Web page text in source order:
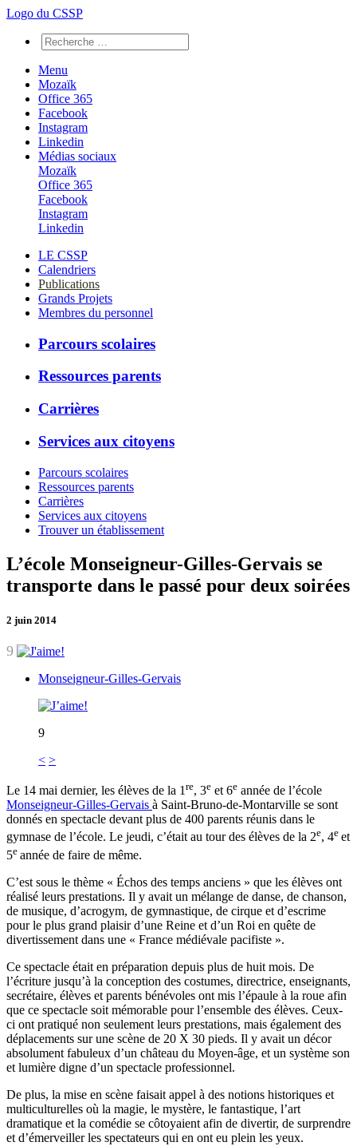
Logo du CSSP
Menu
Mozaïk
Office 365
Facebook
Instagram
Linkedin
Médias sociaux
Mozaïk
Office 365
Facebook
Instagram
Linkedin
LE CSSP
Calendriers
Publications
Grands Projets
Membres du personnel
Parcours scolaires
Ressources parents
Carrières
Services aux citoyens
Parcours scolaires
Ressources parents
Carrières
Services aux citoyens
Trouver un établissement
L’école Monseigneur-Gilles-Gervais se
transporte dans le passé pour deux soirées
2 juin 2014
9
Monseigneur-Gilles-Gervais
9
< >
Le 14 mai dernier, les élèves de la 1 re, 3e et 6e année de l’école
Monseigneur-Gilles-Gervais à Saint-Bruno-de-Montarville se sont
donnés en spectacle devant plus de 400 parents réunis dans le
gymnase de l’école. Le jeudi, c’était au tour des élèves de la 2e, 4e et
5e année de faire de même.
C’est sous le thème « Échos des temps anciens » que les élèves ont
réalisé leurs prestations. Il y avait un mélange de danse, de chanson,
de musique, d’acrogym, de gymnastique, de cirque et d’escrime
pour le plus grand plaisir d’une Reine et d’un Roi en quête de
divertissement dans une « France médiévale pacifiste ».
Ce spectacle était en préparation depuis plus de huit mois. De
l’écriture jusqu’à la conception des costumes, directrice, enseignants,
secrétaire, élèves et parents bénévoles ont mis l’épaule à la roue afin
que ce spectacle soit mémorable pour l’ensemble des élèves. Ceux-
ci ont pratiqué non seulement leurs prestations, mais également des
déplacements sur une scène de 20 X 30 pieds. Il y avait un décor
absolument fabuleux d’un château du Moyen-âge, et un système son
et lumière digne d’un spectacle professionnel.
De plus, la mise en scène faisait appel à des notions historiques et
multiculturelles où la magie, le mystère, le fantastique, l’art
dramatique et la comédie se côtoyaient afin de divertir, de surprendre
et d’émerveiller les spectateurs qui en ont eu plein les yeux.